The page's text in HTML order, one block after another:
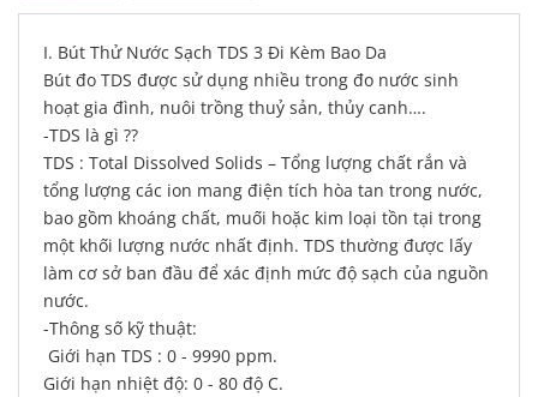
I. Bút Thử Nước Sạch TDS 3 Đi Kèm Bao Da
Bút đo TDS được sử dụng nhiều trong đo nước sinh
hoạt gia đình, nuôi trồng thuỷ sản, thủy canh….
-TDS là gì ??
TDS : Total Dissolved Solids – Tổng lượng chất rắn và
tổng lượng các ion mang điện tích hòa tan trong nước,
bao gồm khoáng chất, muối hoặc kim loại tồn tại trong
một khối lượng nước nhất định. TDS thường được lấy
làm cơ sở ban đầu để xác định mức độ sạch của nguồn
nước.
-Thông số kỹ thuật:
Giới hạn TDS : 0 - 9990 ppm.
Giới hạn nhiệt độ: 0 - 80 độ C.